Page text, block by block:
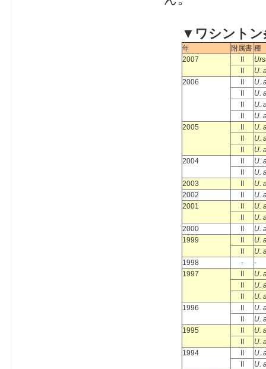
▼ワシントン
年 附属書 種
2007
U.
2006
U.
U.
U.
U.
2005
U.
U.
U.
2004
U.
U.
2003
U.
2002
U.
2001
U.
U.
2000
U.
1999
U.
U.
1998
-
-
1997
U.
U.
U.
1996
U.
U.
1995
U.
U.
1994
U.
U.